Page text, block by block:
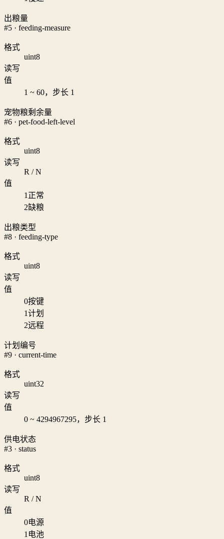
出粮量
#5 · feeding-measure
格式
uint8
读写
值
1 ~ 60，步长 1
宠物粮剩余量
#6 · pet-food-left-level
格式
uint8
读写
R / N
值
1 正常
2缺粮
出粮类型
#8 · feeding-type
格式
uint8
读写
值
0按键
1计划
2远程
计划编号
#9 · current-time
格式
uint32
读写
值
0 ~ 4294967295，步长 1
供电状态
#3 · status
格式
uint8
读写
R / N
值
0电源
1 电池